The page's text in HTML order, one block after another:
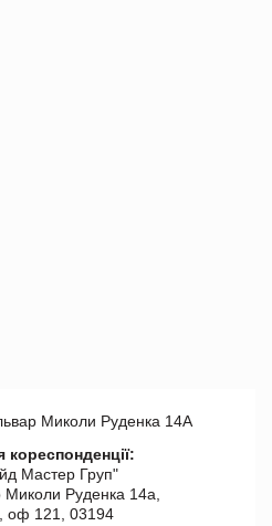
Миколи Руденка 14А
Мастер Груп"
Миколи Руденка 14а,
оф 121, 03194